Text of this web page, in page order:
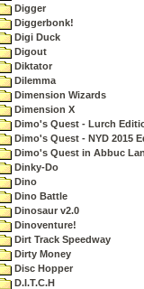
Digger
Diggerbonk!
Digi Duck
Digout
Diktator
Dilemma
Dimension Wizards
Dimension X
Dimo's Quest - Lurch
Dimo's Quest - NYD 2015
Dimo's Quest in Abbuc
Dinky-Do
Dino
Dino Battle
Dinosaur v2.0
Dinoventure!
Dirt Track Speedway
Dirty Money
Disc Hopper
D.I.T.C.H